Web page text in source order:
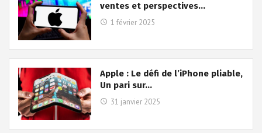
ventes et perspectives…
1 février 2025
Apple : Le défi de l’iPhone pliable,
Un pari sur…
31 janvier 2025